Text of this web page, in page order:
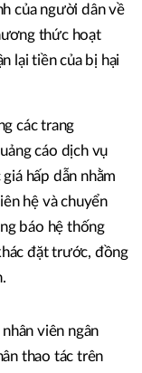
của người dân về
thức hoạt
lại tiền của bị hại
các trang
cáo dịch vụ
hấp dẫn nhằm
hệ và chuyển
báo hệ thống
đặt trước, đồng
viên ngân
thao tác trên